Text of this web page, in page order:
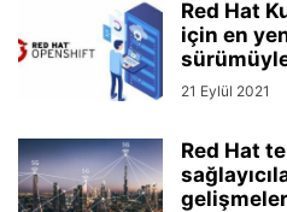
Red Hat
için en
21 Eylül 2021
Red Hat